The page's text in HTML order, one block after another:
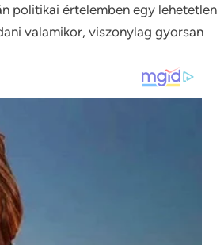
politikai értelemben egy lehetetlen
valamikor, viszonylag gyorsan